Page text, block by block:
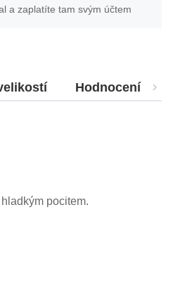
a zaplatíte tam svým účtem
Hodnocení
pocitem.